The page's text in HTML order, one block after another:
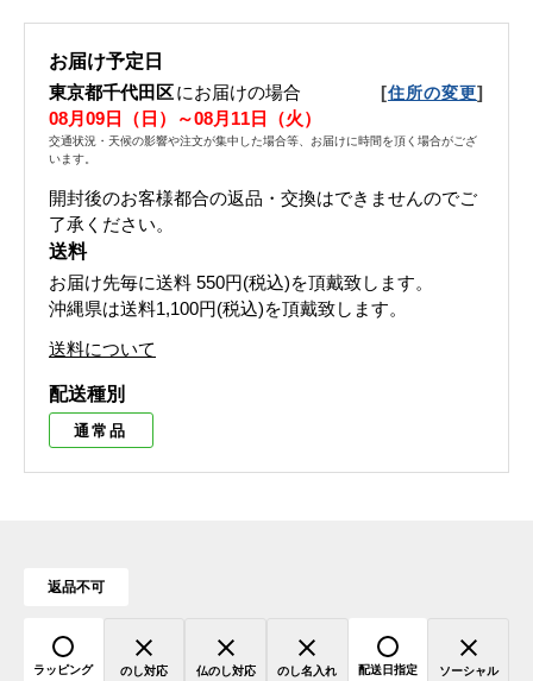
お届け予定日
東京都千代田区にお届けの場合 [住所の変更]
08月09日（日）～08月11日（火）
交通状況・天候の影響や注文が集中した場合等、お届けに時間を頂く場合がござ
います。
開封後のお客様都合の返品・交換はできませんのでご
了承ください。
送料
お届け先毎に送料 550円(税込)を頂戴致します。
沖縄県は送料1,100円(税込)を頂戴致します。
送料について
配送種別
通常品
返品不可
ラッピング のし対応 仏のし対応 のし名入れ 配送日指定
ソーシャル